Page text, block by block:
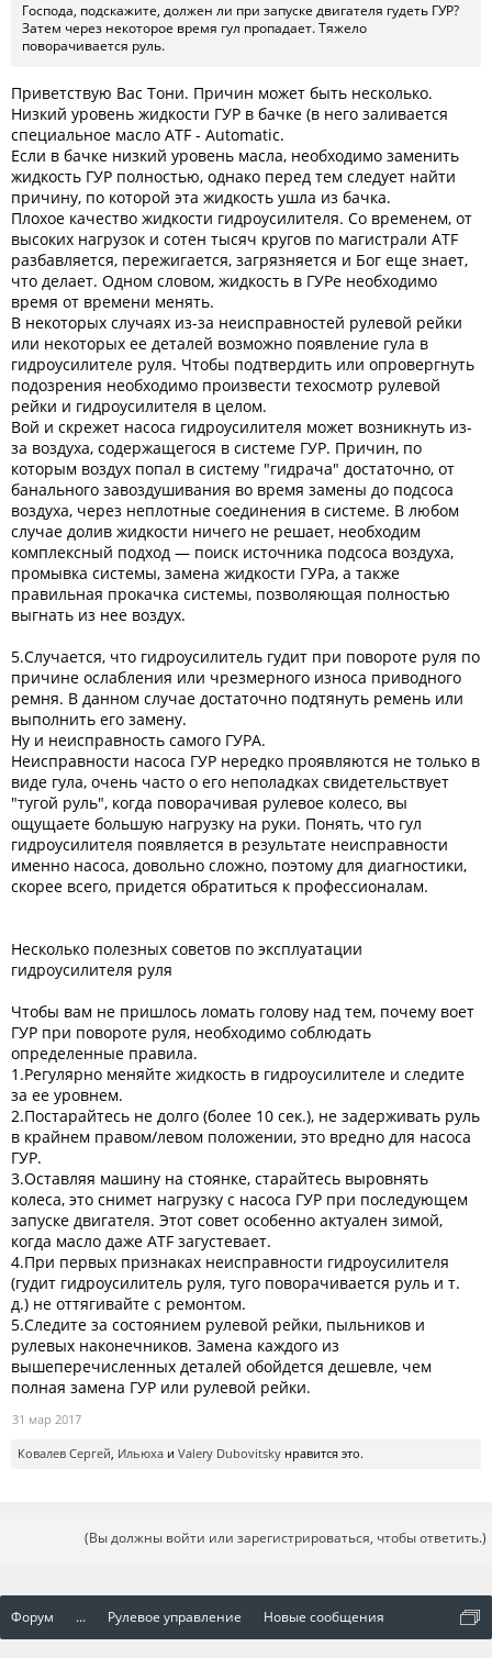
Господа, подскажите, должен ли при запуске двигателя гудеть ГУР?
Затем через некоторое время гул пропадает. Тяжело
поворачивается руль.
Приветствую Вас Тони. Причин может быть несколько.
Низкий уровень жидкости ГУР в бачке (в него заливается
специальное масло ATF - Automatic.
Если в бачке низкий уровень масла, необходимо заменить
жидкость ГУР полностью, однако перед тем следует найти
причину, по которой эта жидкость ушла из бачка.
Плохое качество жидкости гидроусилителя. Со временем, от
высоких нагрузок и сотен тысяч кругов по магистрали ATF
разбавляется, пережигается, загрязняется и Бог еще знает,
что делает. Одном словом, жидкость в ГУРе необходимо
время от времени менять.
В некоторых случаях из-за неисправностей рулевой рейки
или некоторых ее деталей возможно появление гула в
гидроусилителе руля. Чтобы подтвердить или опровергнуть
подозрения необходимо произвести техосмотр рулевой
рейки и гидроусилителя в целом.
Вой и скрежет насоса гидроусилителя может возникнуть из-
за воздуха, содержащегося в системе ГУР. Причин, по
которым воздух попал в систему "гидрача" достаточно, от
банального завоздушивания во время замены до подсоса
воздуха, через неплотные соединения в системе. В любом
случае долив жидкости ничего не решает, необходим
комплексный подход — поиск источника подсоса воздуха,
промывка системы, замена жидкости ГУРа, а также
правильная прокачка системы, позволяющая полностью
выгнать из нее воздух.
5.Случается, что гидроусилитель гудит при повороте руля по
причине ослабления или чрезмерного износа приводного
ремня. В данном случае достаточно подтянуть ремень или
выполнить его замену.
Ну и неисправность самого ГУРА.
Неисправности насоса ГУР нередко проявляются не только в
виде гула, очень часто о его неполадках свидетельствует
"тугой руль", когда поворачивая рулевое колесо, вы
ощущаете большую нагрузку на руки. Понять, что гул
гидроусилителя появляется в результате неисправности
именно насоса, довольно сложно, поэтому для диагностики,
скорее всего, придется обратиться к профессионалам.
Несколько полезных советов по эксплуатации
гидроусилителя руля
Чтобы вам не пришлось ломать голову над тем, почему воет
ГУР при повороте руля, необходимо соблюдать
определенные правила.
1.Регулярно меняйте жидкость в гидроусилителе и следите
за ее уровнем.
2.Постарайтесь не долго (более 10 сек.), не задерживать руль
в крайнем правом/левом положении, это вредно для насоса
ГУР.
3.Оставляя машину на стоянке, старайтесь выровнять
колеса, это снимет нагрузку с насоса ГУР при последующем
запуске двигателя. Этот совет особенно актуален зимой,
когда масло даже ATF загустевает.
4.При первых признаках неисправности гидроусилителя
(гудит гидроусилитель руля, туго поворачивается руль и т.
д.) не оттягивайте с ремонтом.
5.Следите за состоянием рулевой рейки, пыльников и
рулевых наконечников. Замена каждого из
вышеперечисленных деталей обойдется дешевле, чем
полная замена ГУР или рулевой рейки.
31 мар 2017
Ковалев Сергей, Ильюха и Valery Dubovitsky нравится это.
(Вы должны войти или зарегистрироваться, чтобы ответить.)
Форум ... Рулевое управление Новые сообщения